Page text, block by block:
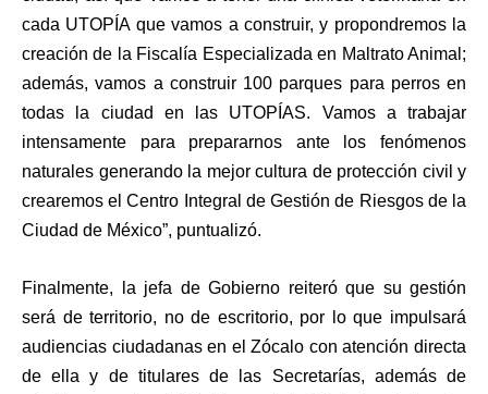
cada UTOPÍA que vamos a construir, y propondremos la
creación de la Fiscalía Especializada en Maltrato Animal;
además, vamos a construir 100 parques para perros en
todas la ciudad en las UTOPÍAS. Vamos a trabajar
intensamente para prepararnos ante los fenómenos
naturales generando la mejor cultura de protección civil y
crearemos el Centro Integral de Gestión de Riesgos de la
Ciudad de México”, puntualizó.
Finalmente, la jefa de Gobierno reiteró que su gestión
será de territorio, no de escritorio, por lo que impulsará
audiencias ciudadanas en el Zócalo con atención directa
de ella y de titulares de las Secretarías, además de